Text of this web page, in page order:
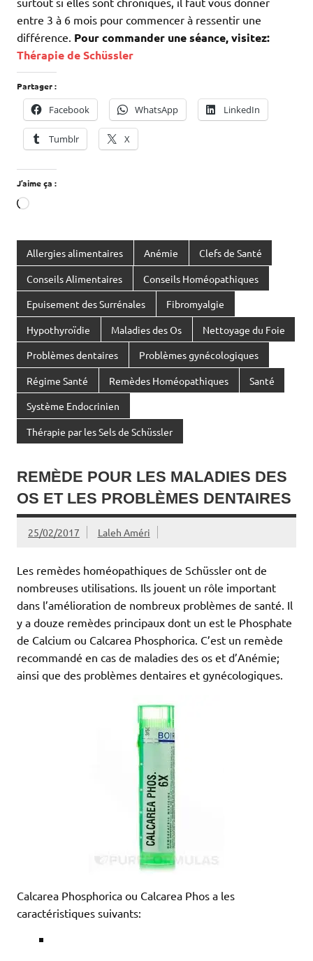
entre 3 à 6 mois pour commencer à ressentir une
différence. Pour commander une séance, visitez:
Thérapie de Schüssler
Partager :
Facebook WhatsApp LinkedIn
Tumblr X
J’aime ça :
Chargement…
Allergies alimentaires Anémie Clefs de Santé
Conseils Alimentaires Conseils Homéopathiques
Epuisement des Surrénales Fibromyalgie
Hypothyroïdie Maladies des Os Nettoyage du Foie
Problèmes dentaires Problèmes gynécologiques
Régime Santé Remèdes Homéopathiques Santé
Système Endocrinien
Thérapie par les Sels de Schüssler
REMÈDE POUR LES MALADIES DES
OS ET LES PROBLÈMES DENTAIRES
25/02/2017 Laleh Améri
Les remèdes homéopathiques de Schüssler ont de
nombreuses utilisations. Ils jouent un rôle important
dans l’amélioration de nombreux problèmes de santé. Il
y a douze remèdes principaux dont un est le Phosphate
de Calcium ou Calcarea Phosphorica. C’est un remède
recommandé en cas de maladies des os et d’Anémie;
ainsi que des problèmes dentaires et gynécologiques.
Calcarea Phosphorica ou Calcarea Phos a les
caractéristiques suivants: